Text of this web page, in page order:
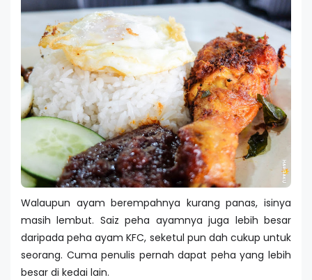
Walaupun ayam berempahnya kurang panas, isinya
masih lembut. Saiz peha ayamnya juga lebih besar
daripada peha ayam KFC, seketul pun dah cukup untuk
seorang. Cuma penulis pernah dapat peha yang lebih
besar di kedai lain.